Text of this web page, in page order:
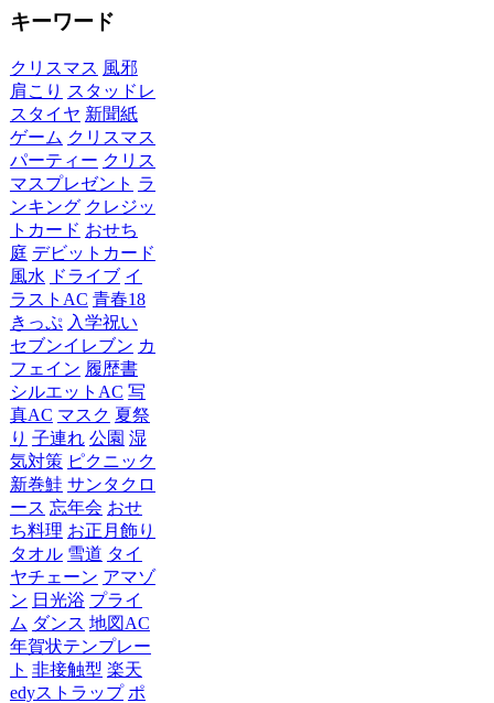
キーワード
クリスマス 風邪
肩こり スタッドレ
スタイヤ 新聞紙
ゲーム クリスマス
パーティー クリス
マスプレゼント ラ
ンキング クレジッ
トカード おせち
庭 デビットカード
風水 ドライブ イ
ラストAC 青春18
きっぷ 入学祝い
セブンイレブン カ
フェイン 履歴書
シルエットAC 写
真AC マスク 夏祭
り 子連れ 公園 湿
気対策 ピクニック
新巻鮭 サンタクロ
ース 忘年会 おせ
ち料理 お正月飾り
タオル 雪道 タイ
ヤチェーン アマゾ
ン 日光浴 プライ
ム ダンス 地図AC
年賀状テンプレー
ト 非接触型 楽天
edyストラップ ポ